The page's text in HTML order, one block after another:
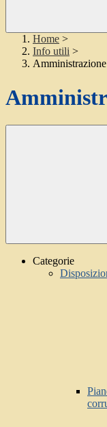
Home >
Info utili >
Categorie